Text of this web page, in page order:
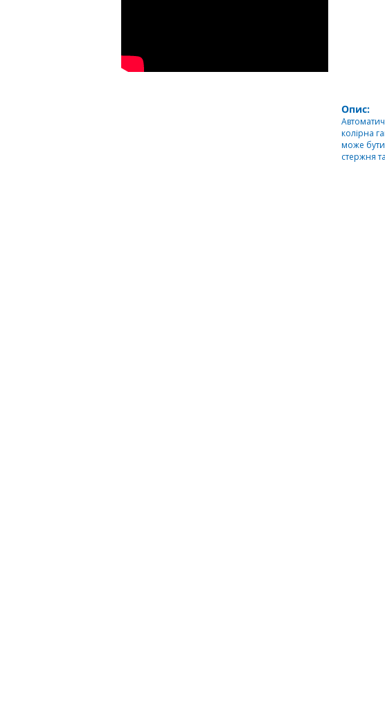
Опис:
колірна
може
стержня